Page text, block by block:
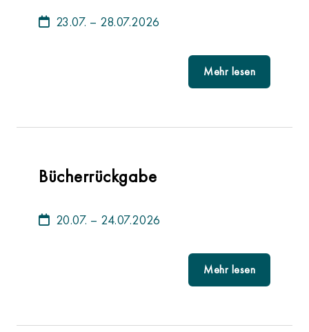
23.07. – 28.07.2026
Mehr lesen
Bücherrückgabe
20.07. – 24.07.2026
Mehr lesen